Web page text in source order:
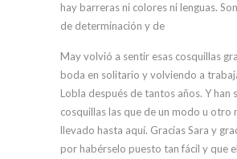
hay barreras ni colores ni lenguas.
de determinación y de
May volvió a sentir esas cosquillas
boda en solitario y volviendo a
Lobla después de tantos años. Y han
cosquillas las que de un modo u otro
llevado hasta aquí. Gracias Sara y
por habérselo puesto tan fácil y que